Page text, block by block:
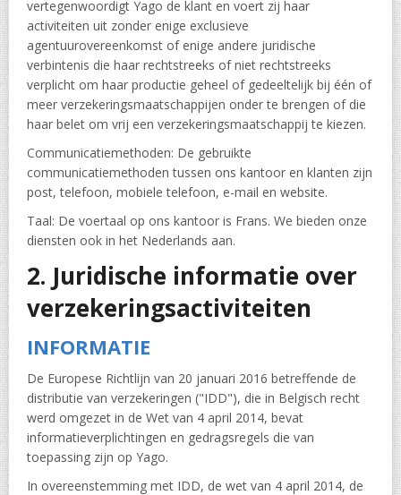
vertegenwoordigt Yago de klant en voert zij haar
activiteiten uit zonder enige exclusieve
agentuurovereenkomst of enige andere juridische
verbintenis die haar rechtstreeks of niet rechtstreeks
verplicht om haar productie geheel of gedeeltelijk bij één of
meer verzekeringsmaatschappijen onder te brengen of die
haar belet om vrij een verzekeringsmaatschappij te kiezen.
Communicatiemethoden: De gebruikte
communicatiemethoden tussen ons kantoor en klanten zijn
post, telefoon, mobiele telefoon, e-mail en website.
Taal: De voertaal op ons kantoor is Frans. We bieden onze
diensten ook in het Nederlands aan.
2. Juridische informatie over
verzekeringsactiviteiten
INFORMATIE
De Europese Richtlijn van 20 januari 2016 betreffende de
distributie van verzekeringen ("IDD"), die in Belgisch recht
werd omgezet in de Wet van 4 april 2014, bevat
informatieverplichtingen en gedragsregels die van
toepassing zijn op Yago.
In overeenstemming met IDD, de wet van 4 april 2014, de